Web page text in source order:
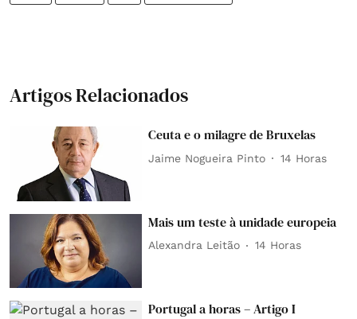
Artigos Relacionados
Ceuta e o milagre de Bruxelas
Jaime Nogueira Pinto 14 Horas
Mais um teste à unidade europeia
Alexandra Leitão 14 Horas
Portugal a horas – Artigo I